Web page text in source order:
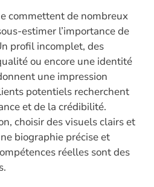
commettent de nombreux
estimer l’importance de
profil incomplet, des
ou encore une identité
une impression
potentiels recherchent
et de la crédibilité.
choisir des visuels clairs et
biographie précise et
réelles sont des